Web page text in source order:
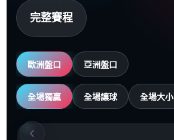
完整賽程
歐洲盤口 亞洲盤口
全場獨贏 全場讓球 全場大小